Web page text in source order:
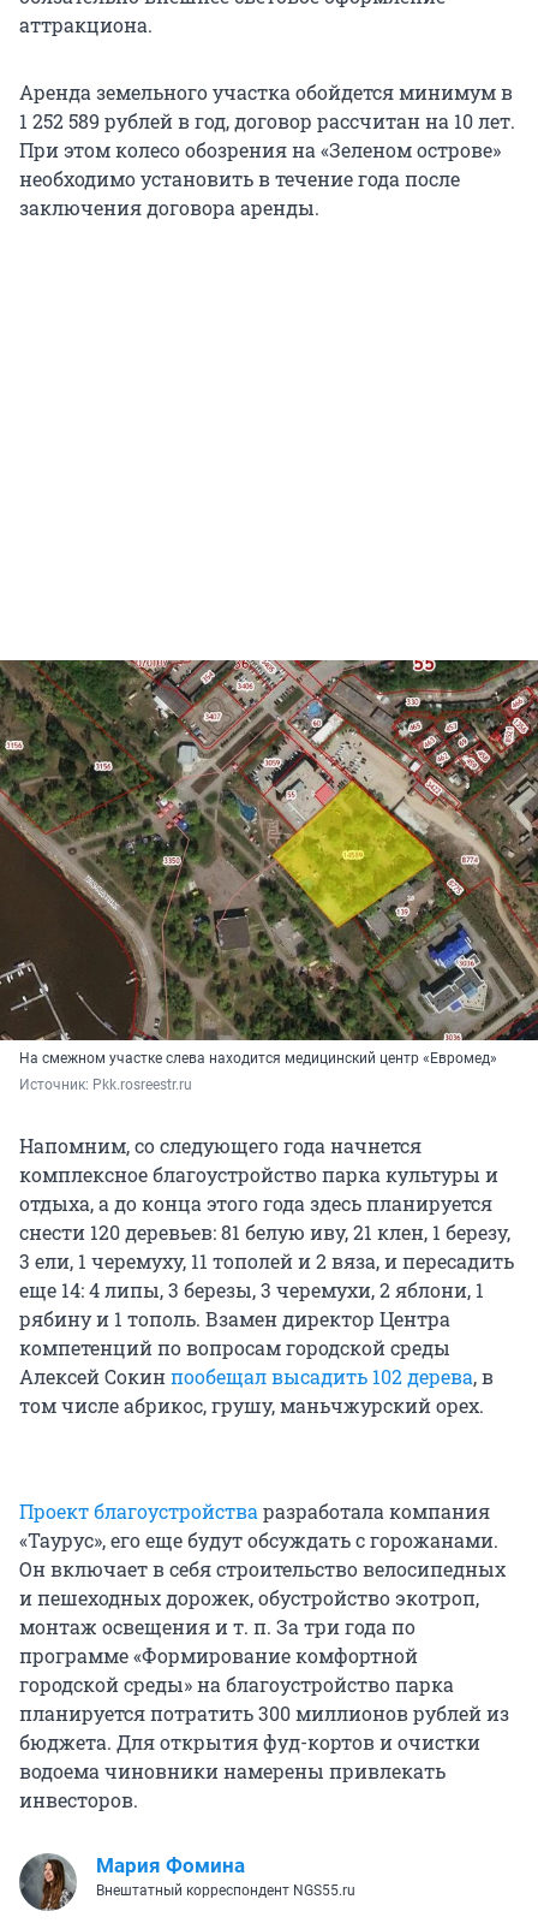
аттракциона.
Аренда земельного участка обойдется минимум в
1 252 589 рублей в год, договор рассчитан на 10 лет.
При этом колесо обозрения на «Зеленом острове»
необходимо установить в течение года после
заключения договора аренды.
На смежном участке слева находится медицинский центр «Евромед»
Источник: Pkk.rosreestr.ru
Напомним, со следующего года начнется
комплексное благоустройство парка культуры и
отдыха, а до конца этого года здесь планируется
снести 120 деревьев: 81 белую иву, 21 клен, 1 березу,
3 ели, 1 черемуху, 11 тополей и 2 вяза, и пересадить
еще 14: 4 липы, 3 березы, 3 черемухи, 2 яблони, 1
рябину и 1 тополь. Взамен директор Центра
компетенций по вопросам городской среды
Алексей Сокинпообещал высадить 102 дерева, в
том числе абрикос, грушу, маньчжурский орех.
Проект благоустройства разработала компания
«Таурус», его еще будут обсуждать с горожанами.
Он включает в себя строительство велосипедных
и пешеходных дорожек, обустройство экотроп,
монтаж освещения и т. п. За три года по
программе «Формирование комфортной
городской среды» на благоустройство парка
планируется потратить 300 миллионов рублей из
бюджета. Для открытия фуд-кортов и очистки
водоема чиновники намерены привлекать
инвесторов.
Мария Фомина
Внештатный корреспондент NGS55.ru